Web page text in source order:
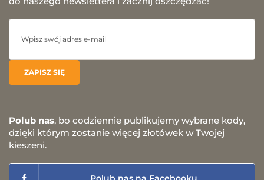
Polub nas, bo codziennie publikujemy wybrane kody,
dzięki którym zostanie więcej złotówek w Twojej
kieszeni.